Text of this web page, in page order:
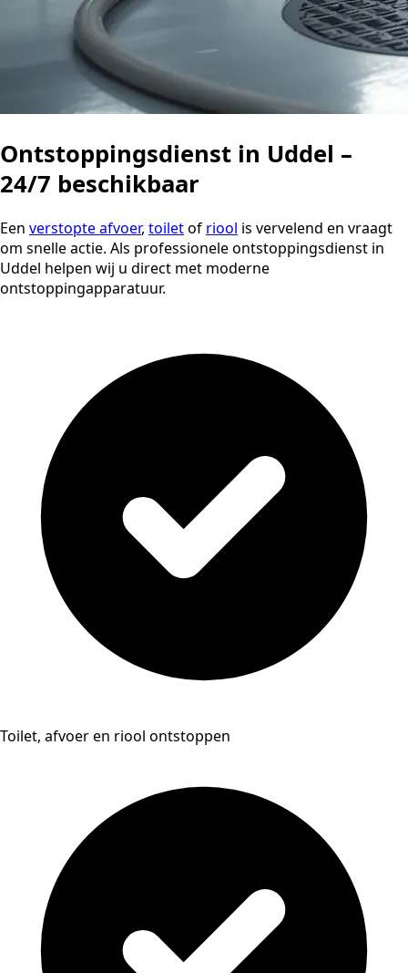
Ontstoppingsdienst in Uddel –
24/7 beschikbaar
Een verstopte afvoer, toiletof riool is vervelend en vraagt
om snelle actie. Als professionele ontstoppingsdienst in
Uddel helpen wij u direct met moderne
ontstoppingapparatuur.
Toilet, afvoer en riool ontstoppen